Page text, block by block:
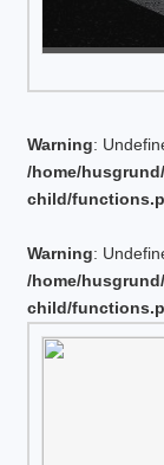
Warning:
/home/
child/
Warning:
/home/
child/